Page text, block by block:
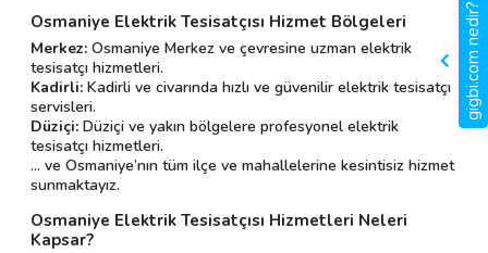
Osmaniye Elektrik Tesisatçısı Hizmet Bölgeleri
Merkez: Osmaniye Merkez ve çevresine uzman elektrik
tesisatçı hizmetleri.
Kadirli: Kadirli ve civarında hızlı ve güvenilir elektrik tesisatçı
servisleri.
Düziçi: Düziçi ve yakın bölgelere profesyonel elektrik
tesisatçı hizmetleri.
... ve Osmaniye’nın tüm ilçe ve mahallelerine kesintisiz hizmet
sunmaktayız.
Osmaniye Elektrik Tesisatçısı Hizmetleri Neleri
Kapsar?
gigbi.com nedir?